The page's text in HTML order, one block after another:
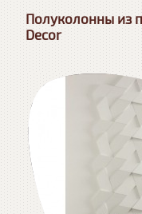
Полуколонны из
Decor